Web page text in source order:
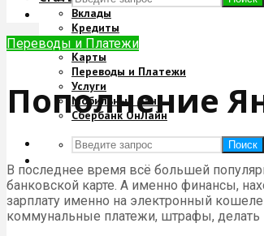
Вклады
Кредиты
Ипотека
Карты
Переводы и Платежи
Услуги
Мобильный банк
Сбербанк ОнЛайн
Поиск
Переводы и Платежи
Пополнение
В последнее время всё большей
банковской карте. А именно финансы,
зарплату именно на электронный
коммунальные платежи, штрафы,